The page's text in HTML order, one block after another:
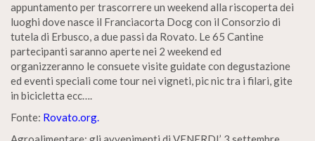
appuntamento per trascorrere un weekend alla riscoperta dei
luoghi dove nasce il Franciacorta Docg con il Consorzio di
tutela di Erbusco, a due passi da Rovato. Le 65 Cantine
partecipanti saranno aperte nei 2 weekend ed
organizzeranno le consuete visite guidate con degustazione
ed eventi speciali come tour nei vigneti, pic nic tra i filari, gite
in bicicletta ecc….
Fonte: Rovato.org.